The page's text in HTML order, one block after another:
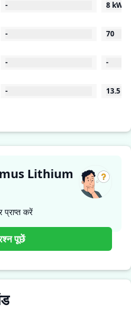
-
-
-
-
8 kW
70
-
13.5
Lithium
प्राप्त करें
पूछें